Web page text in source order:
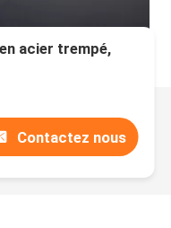
acier trempé,
Contactez nous